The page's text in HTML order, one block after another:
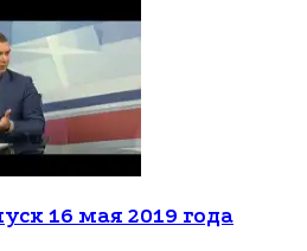
16 мая 2019 года